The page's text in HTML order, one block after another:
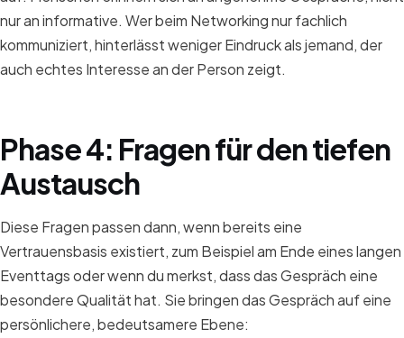
nur an informative. Wer beim Networking nur fachlich
kommuniziert, hinterlässt weniger Eindruck als jemand, der
auch echtes Interesse an der Person zeigt.
Phase 4: Fragen für den tiefen
Austausch
Diese Fragen passen dann, wenn bereits eine
Vertrauensbasis existiert, zum Beispiel am Ende eines langen
Eventtags oder wenn du merkst, dass das Gespräch eine
besondere Qualität hat. Sie bringen das Gespräch auf eine
persönlichere, bedeutsamere Ebene: